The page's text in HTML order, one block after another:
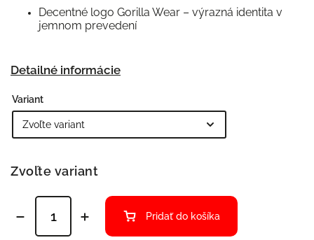
Decentné logo Gorilla Wear – výrazná identita v
jemnom prevedení
Detailné informácie
Variant
Zvoľte variant
Pridať do košíka